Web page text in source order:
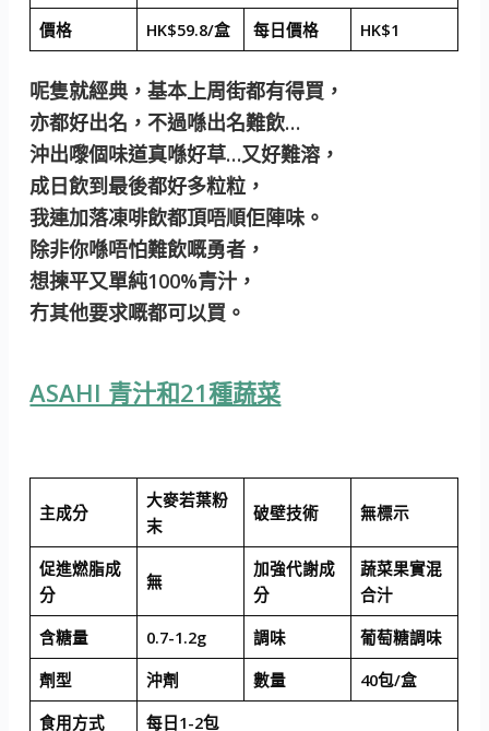
價格
HK$59.8/盒 每日價格 HK$1
呢隻就經典，基本上周街都有得買，
亦都好出名，不過喺出名難飲…
沖出嚟個味道真喺好草…又好難溶，
成日飲到最後都好多粒粒，
我連加落凍啡飲都頂唔順佢陣味。
除非你喺唔怕難飲嘅勇者，
想揀平又單純100%青汁，
冇其他要求嘅都可以買。
ASAHI 青汁和21種蔬菜
主成分
大麥若葉粉
末
破壁技術 無標示
促進燃脂成
分
無
加強代謝成
分
蔬菜果實混
合汁
含糖量
0.7-1.2g 調味
葡萄糖調味
劑型
沖劑 數量
40包/盒
食用方式
每日1-2包